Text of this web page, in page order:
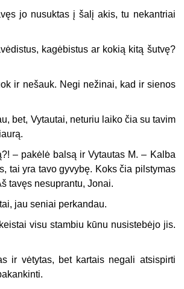
jo nusuktas į šalį akis, tu nekantriai
kagėbistus ar kokią kitą šutvę?
ir nešauk. Negi nežinai, kad ir sienos
bet, Vytautai, neturiu laiko čia su tavim
– pakėlė balsą ir Vytautas M. – Kalba
tai yra tavo gyvybę. Koks čia pilstymas
tavęs nesuprantu, Jonai.
jau seniai perkandau.
visu stambiu kūnu nusistebėjo jis.
ir vėtytas, bet kartais negali atsispirti